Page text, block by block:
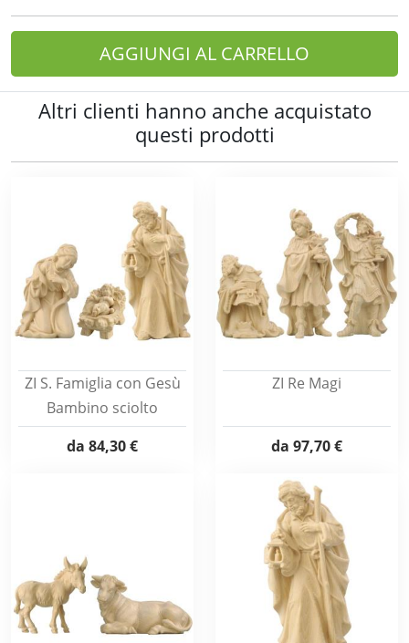
AGGIUNGI AL CARRELLO
Altri clienti hanno anche acquistato
questi prodotti
ZI S. Famiglia con Gesù
Bambino sciolto
da 84,30 €
ZI Re Magi
da 97,70 €